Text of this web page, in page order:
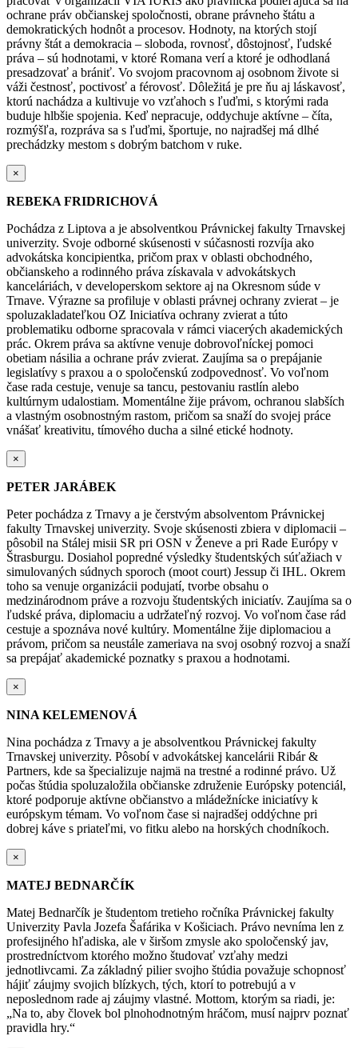
ochrane práv občianskej spoločnosti, obrane právneho štátu a
demokratických hodnôt a procesov. Hodnoty, na ktorých stojí
právny štát a demokracia – sloboda, rovnosť, dôstojnosť, ľudské
práva – sú hodnotami, v ktoré Romana verí a ktoré je odhodlaná
presadzovať a brániť. Vo svojom pracovnom aj osobnom živote si
váži čestnosť, poctivosť a férovosť. Dôležitá je pre ňu aj láskavosť,
ktorú nachádza a kultivuje vo vzťahoch s ľuďmi, s ktorými rada
buduje hlbšie spojenia. Keď nepracuje, oddychuje aktívne – číta,
rozmýšľa, rozpráva sa s ľuďmi, športuje, no najradšej má dlhé
prechádzky mestom s dobrým batchom v ruke.
×
REBEKA FRIDRICHOVÁ
Pochádza z Liptova a je absolventkou Právnickej fakulty Trnavskej
univerzity. Svoje odborné skúsenosti v súčasnosti rozvíja ako
advokátska koncipientka, pričom prax v oblasti obchodného,
občianskeho a rodinného práva získavala v advokátskych
kanceláriách, v developerskom sektore aj na Okresnom súde v
Trnave. Výrazne sa profiluje v oblasti právnej ochrany zvierat – je
spoluzakladateľkou OZ Iniciatíva ochrany zvierat a túto
problematiku odborne spracovala v rámci viacerých akademických
prác. Okrem práva sa aktívne venuje dobrovoľníckej pomoci
obetiam násilia a ochrane práv zvierat. Zaujíma sa o prepájanie
legislatívy s praxou a o spoločenskú zodpovednosť. Vo voľnom
čase rada cestuje, venuje sa tancu, pestovaniu rastlín alebo
kultúrnym udalostiam. Momentálne žije právom, ochranou slabších
a vlastným osobnostným rastom, pričom sa snaží do svojej práce
vnášať kreativitu, tímového ducha a silné etické hodnoty.
×
PETER JARÁBEK
Peter pochádza z Trnavy a je čerstvým absolventom Právnickej
fakulty Trnavskej univerzity. Svoje skúsenosti zbiera v diplomacii –
pôsobil na Stálej misii SR pri OSN v Ženeve a pri Rade Európy v
Štrasburgu. Dosiahol popredné výsledky študentských súťažiach v
simulovaných súdnych sporoch (moot court) Jessup či IHL. Okrem
toho sa venuje organizácii podujatí, tvorbe obsahu o
medzinárodnom práve a rozvoju študentských iniciatív. Zaujíma sa o
ľudské práva, diplomaciu a udržateľný rozvoj. Vo voľnom čase rád
cestuje a spoznáva nové kultúry. Momentálne žije diplomaciou a
právom, pričom sa neustále zameriava na svoj osobný rozvoj a snaží
sa prepájať akademické poznatky s praxou a hodnotami.
×
NINA KELEMENOVÁ
Nina pochádza z Trnavy a je absolventkou Právnickej fakulty
Trnavskej univerzity. Pôsobí v advokátskej kancelárii Ribár &
Partners, kde sa špecializuje najmä na trestné a rodinné právo. Už
počas štúdia spoluzaložila občianske združenie Európsky potenciál,
ktoré podporuje aktívne občianstvo a mládežnícke iniciatívy k
európskym témam. Vo voľnom čase si najradšej oddýchne pri
dobrej káve s priateľmi, vo fitku alebo na horských chodníkoch.
×
MATEJ BEDNARČÍK
Matej Bednarčík je študentom tretieho ročníka Právnickej fakulty
Univerzity Pavla Jozefa Šafárika v Košiciach. Právo nevníma len z
profesijného hľadiska, ale v širšom zmysle ako spoločenský jav,
prostredníctvom ktorého možno študovať vzťahy medzi
jednotlivcami. Za základný pilier svojho štúdia považuje schopnosť
hájiť záujmy svojich blízkych, tých, ktorí to potrebujú a v
neposlednom rade aj záujmy vlastné. Mottom, ktorým sa riadi, je:
„Na to, aby človek bol plnohodnotným hráčom, musí najprv poznať
pravidla hry.“